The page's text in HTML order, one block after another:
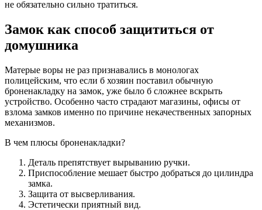
не обязательно сильно тратиться.
Замок как способ защититься от
домушника
Матерые воры не раз признавались в монологах
полицейским, что если б хозяин поставил обычную
броненакладку на замок, уже было б сложнее вскрыть
устройство. Особенно часто страдают магазины, офисы от
взлома замков именно по причине некачественных запорных
механизмов.
В чем плюсы броненакладки?
Деталь препятствует вырыванию ручки.
Приспособление мешает быстро добраться до цилиндра
замка.
Защита от высверливания.
Эстетически приятный вид.